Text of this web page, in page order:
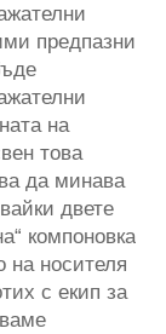
предпазни
на
това
да минава
двете
компоновка
на носителя
с екип за